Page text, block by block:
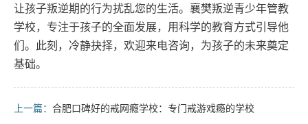
让孩子叛逆期的行为扰乱您的生活。襄樊叛逆青少年管教
学校，专注于孩子的全面发展，用科学的教育方式引导他
们。此刻，冷静抉择，欢迎来电咨询，为孩子的未来奠定
基础。
上一篇： 合肥口碑好的戒网瘾学校：专门戒游戏瘾的学校